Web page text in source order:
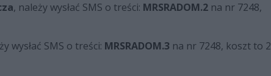
, należy wysłać SMS o treści: MRSRADOM.2 na nr 7248,
wysłać SMS o treści: MRSRADOM.3 na nr 7248, koszt to 2